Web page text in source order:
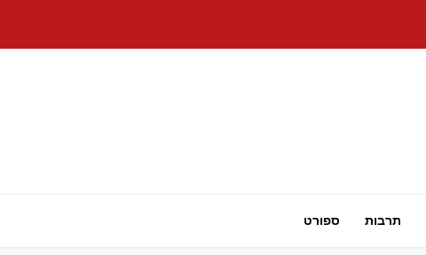
תרבות ספורט